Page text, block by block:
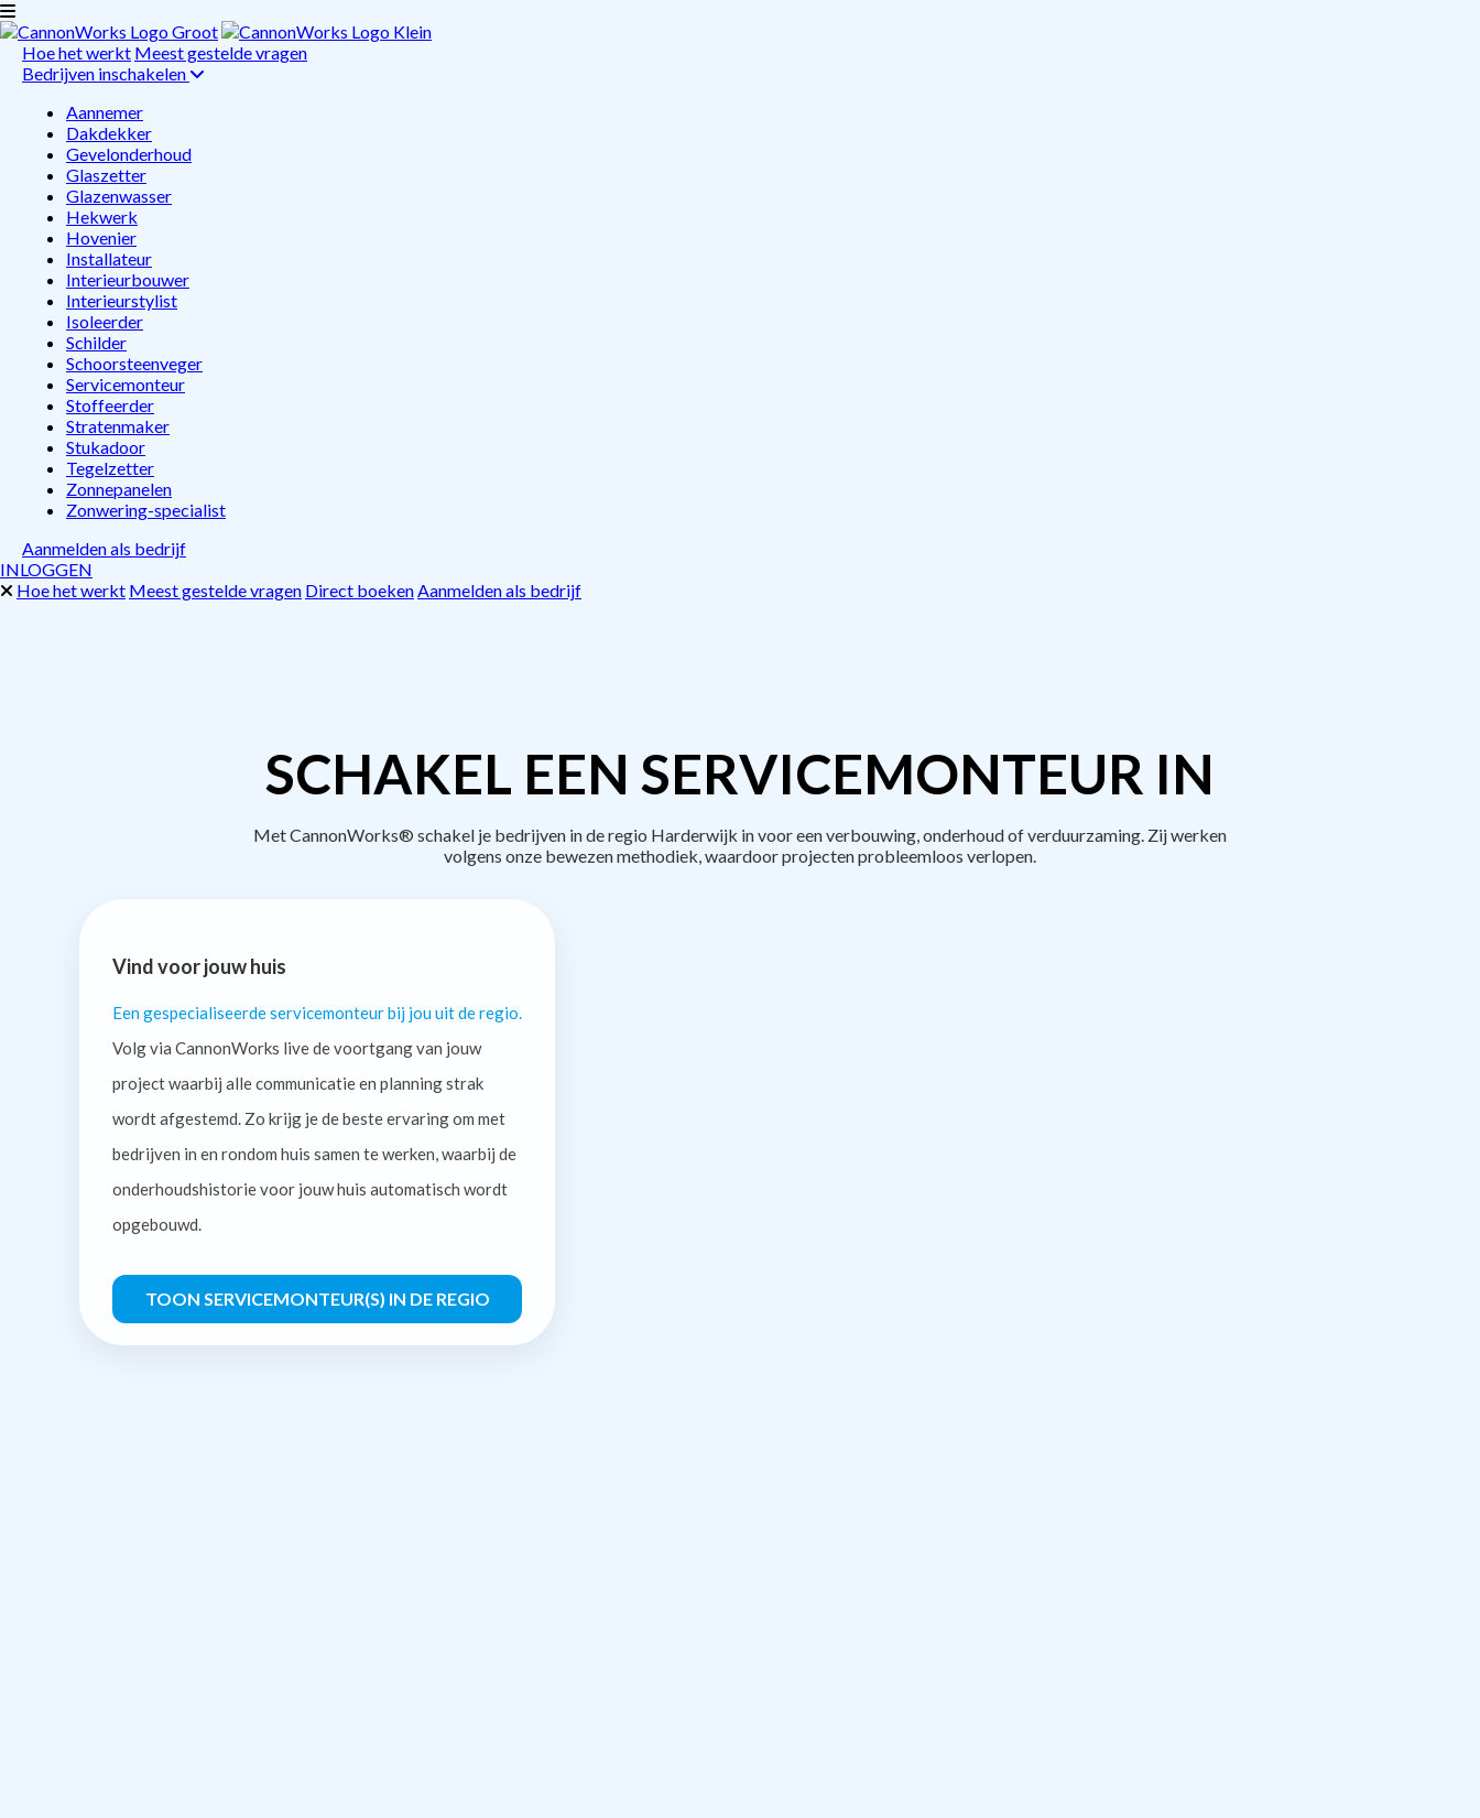
Hoe het werkt Meest gestelde vragen
Bedrijven inschakelen
Aannemer
Dakdekker
Gevelonderhoud
Glaszetter
Glazenwasser
Hekwerk
Hovenier
Installateur
Interieurbouwer
Interieurstylist
Isoleerder
Schilder
Schoorsteenveger
Servicemonteur
Stoffeerder
Stratenmaker
Stukadoor
Tegelzetter
Zonnepanelen
Zonwering-specialist
Aanmelden als bedrijf
INLOGGEN
Hoe het werkt Meest gestelde vragen Direct boekenAanmelden als bedrijf
SCHAKEL EEN SERVICEMONTEUR IN
Met CannonWorks® schakel je bedrijven in de regio Harderwijk in voor een verbouwing, onderhoud of verduurzaming. Zij werken
volgens onze bewezen methodiek, waardoor projecten probleemloos verlopen.
Vind voor jouw huis
Een gespecialiseerde servicemonteur bij jou uit de regio.
Volg via CannonWorks live de voortgang van jouw
project waarbij alle communicatie en planning strak
wordt afgestemd. Zo krijg je de beste ervaring om met
bedrijven in en rondom huis samen te werken, waarbij de
onderhoudshistorie voor jouw huis automatisch wordt
opgebouwd.
TOON SERVICEMONTEUR(S) IN DE REGIO